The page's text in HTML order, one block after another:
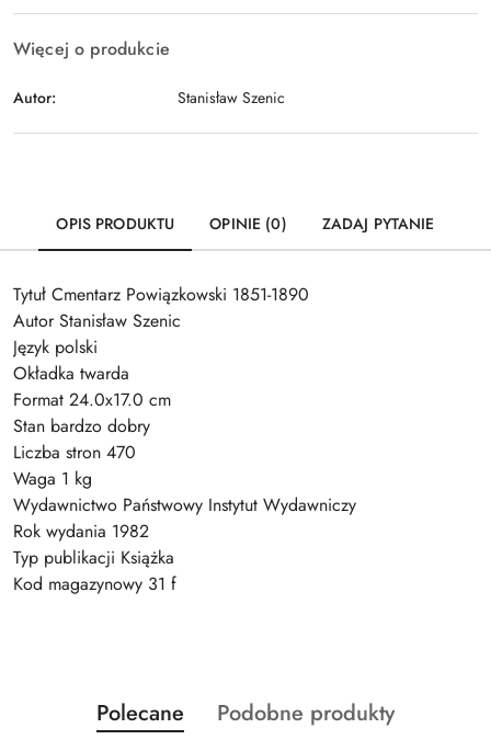
Więcej o produkcie
Autor: Stanisław Szenic
OPIS PRODUKTU OPINIE (0) ZADAJ PYTANIE
Tytuł Cmentarz Powiązkowski 1851-1890
Autor Stanisław Szenic
Język polski
Okładka twarda
Format 24.0x17.0 cm
Stan bardzo dobry
Liczba stron 470
Waga 1 kg
Wydawnictwo Państwowy Instytut Wydawniczy
Rok wydania 1982
Typ publikacji Książka
Kod magazynowy 31 f
Pomiń karuzelę produktów
Produkty
o
Polecane
Produkty
Podobne produkty